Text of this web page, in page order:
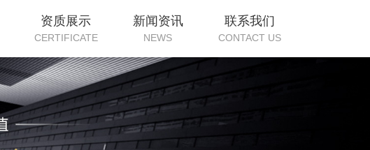
资质展示
CERTIFICATE
新闻资讯
NEWS
联系我们
CONTACT US